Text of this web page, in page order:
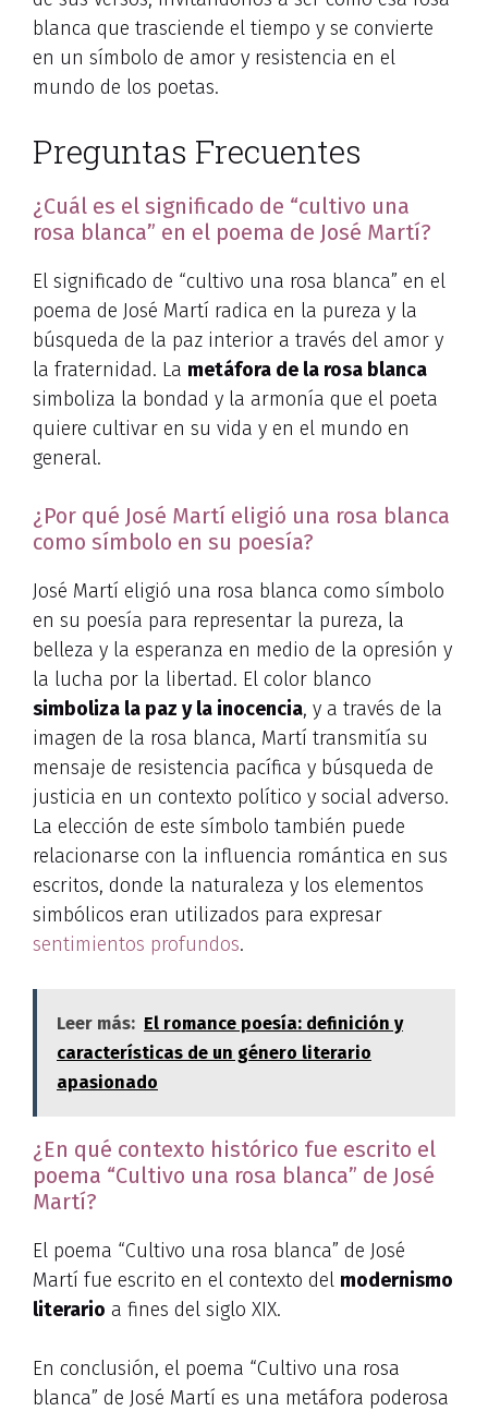
blanca que trasciende el tiempo y se convierte
en un símbolo de amor y resistencia en el
mundo de los poetas.
Preguntas Frecuentes
¿Cuál es el significado de “cultivo una
rosa blanca” en el poema de José Martí?
El significado de “cultivo una rosa blanca” en el
poema de José Martí radica en la pureza y la
búsqueda de la paz interior a través del amor y
la fraternidad. La metáfora de la rosa blanca
simboliza la bondad y la armonía que el poeta
quiere cultivar en su vida y en el mundo en
general.
¿Por qué José Martí eligió una rosa blanca
como símbolo en su poesía?
José Martí eligió una rosa blanca como símbolo
en su poesía para representar la pureza, la
belleza y la esperanza en medio de la opresión y
la lucha por la libertad. El color blanco
simboliza la paz y la inocencia, y a través de la
imagen de la rosa blanca, Martí transmitía su
mensaje de resistencia pacífica y búsqueda de
justicia en un contexto político y social adverso.
La elección de este símbolo también puede
relacionarse con la influencia romántica en sus
escritos, donde la naturaleza y los elementos
simbólicos eran utilizados para expresar
sentimientos profundos.
Leer más: El romance poesía: definición y
características de un género literario
apasionado
¿En qué contexto histórico fue escrito el
poema “Cultivo una rosa blanca” de José
Martí?
El poema “Cultivo una rosa blanca” de José
Martí fue escrito en el contexto del modernismo
literario a fines del siglo XIX.
En conclusión, el poema “Cultivo una rosa
blanca” de José Martí es una metáfora poderosa